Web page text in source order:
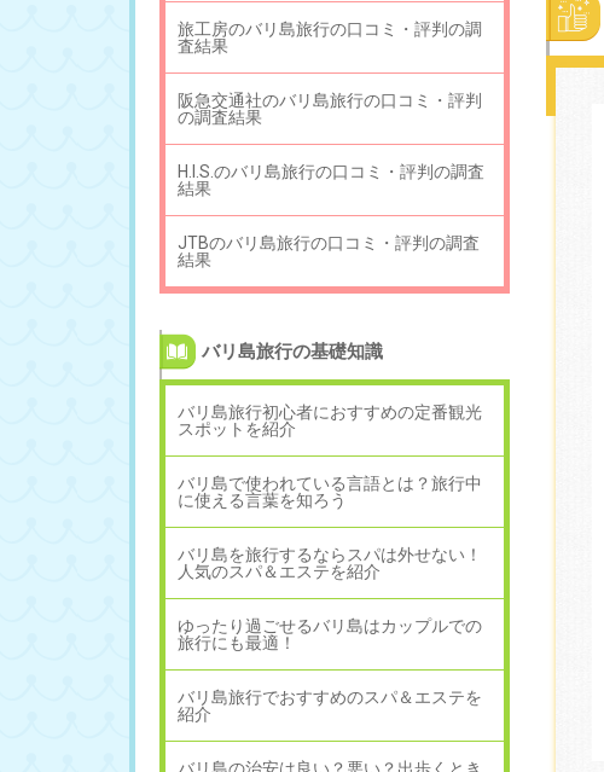
旅工房のバリ島旅行の口コミ・評判の調
査結果
阪急交通社のバリ島旅行の口コミ・評判
の調査結果
H.I.S.のバリ島旅行の口コミ・評判の調査
結果
JTBのバリ島旅行の口コミ・評判の調査
結果
バリ島旅行の基礎知識
バリ島旅行初心者におすすめの定番観光
スポットを紹介
バリ島で使われている言語とは？旅行中
に使える言葉を知ろう
バリ島を旅行するならスパは外せない！
人気のスパ＆エステを紹介
ゆったり過ごせるバリ島はカップルでの
旅行にも最適！
バリ島旅行でおすすめのスパ＆エステを
紹介